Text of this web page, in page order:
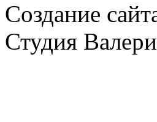
Создание
Студия